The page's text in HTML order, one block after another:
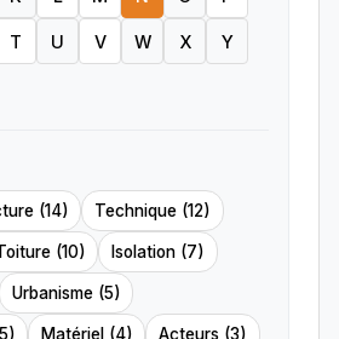
T U V W X Y
(14) Technique (12)
(10) Isolation (7)
Urbanisme (5)
Matériel (4) Acteurs (3)